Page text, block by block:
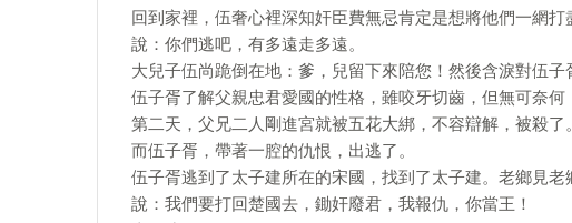
回到家裡，伍奢心裡深知奸臣費無忌肯定是想將他們一網
說：你們逃吧，有多遠走多遠。
大兒子伍尚跪倒在地：爹，兒留下來陪您！然後含淚對伍
伍子胥了解父親忠君愛國的性格，雖咬牙切齒，但無可奈何
第二天，父兄二人剛進宮就被五花大綁，不容辯解，被殺了。
而伍子胥，帶著一腔的仇恨，出逃了。
伍子胥逃到了太子建所在的宋國，找到了太子建。老鄉見
說：我們要打回楚國去，鋤奸廢君，我報仇，你當王！